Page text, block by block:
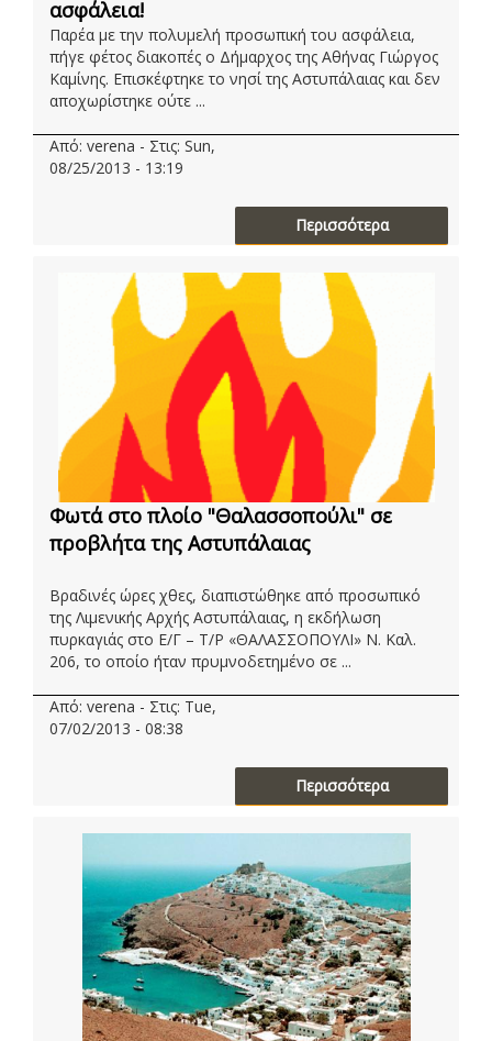
ασφάλεια!
Παρέα με την πολυμελή προσωπική του ασφάλεια,
πήγε φέτος διακοπές ο Δήμαρχος της Αθήνας Γιώργος
Καμίνης. Eπισκέφτηκε το νησί της Αστυπάλαιας και δεν
αποχωρίστηκε ούτε ...
Από: verena - Στις: Sun,
08/25/2013 - 13:19
Περισσότερα
Φωτά στο πλοίο "Θαλασσοπούλι" σε
προβλήτα της Αστυπάλαιας
Βραδινές ώρες χθες, διαπιστώθηκε από προσωπικό
της Λιμενικής Αρχής Αστυπάλαιας, η εκδήλωση
πυρκαγιάς στο Ε/Γ – Τ/Ρ «ΘΑΛΑΣΣΟΠΟΥΛΙ» Ν. Καλ.
206, το οποίο ήταν πρυμνοδετημένο σε ...
Από: verena - Στις: Tue,
07/02/2013 - 08:38
Περισσότερα